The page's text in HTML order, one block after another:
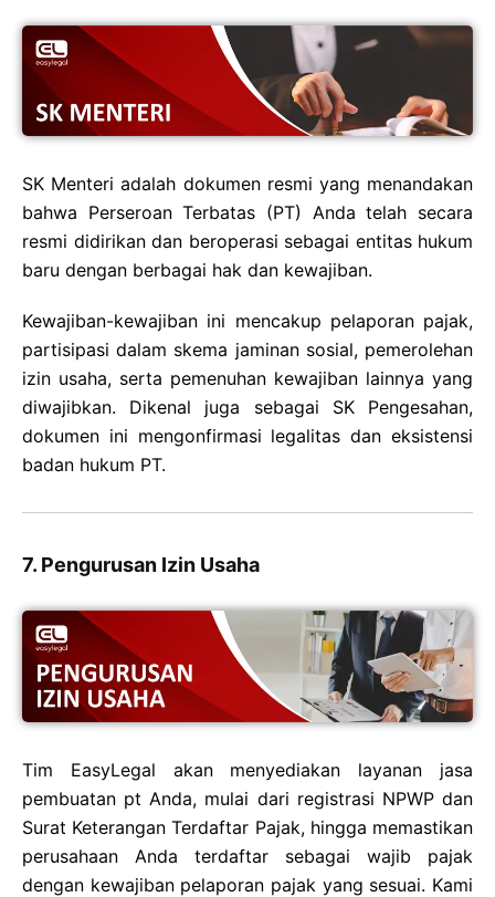
SK Menteri adalah dokumen resmi yang menandakan
bahwa Perseroan Terbatas (PT) Anda telah secara
resmi didirikan dan beroperasi sebagai entitas hukum
baru dengan berbagai hak dan kewajiban.
Kewajiban-kewajiban ini mencakup pelaporan pajak,
partisipasi dalam skema jaminan sosial, pemerolehan
izin usaha, serta pemenuhan kewajiban lainnya yang
diwajibkan. Dikenal juga sebagai SK Pengesahan,
dokumen ini mengonfirmasi legalitas dan eksistensi
badan hukum PT.
7. Pengurusan Izin Usaha
Tim EasyLegal akan menyediakan layanan jasa
pembuatan pt Anda, mulai dari registrasi NPWP dan
Surat Keterangan Terdaftar Pajak, hingga memastikan
perusahaan Anda terdaftar sebagai wajib pajak
dengan kewajiban pelaporan pajak yang sesuai. Kami